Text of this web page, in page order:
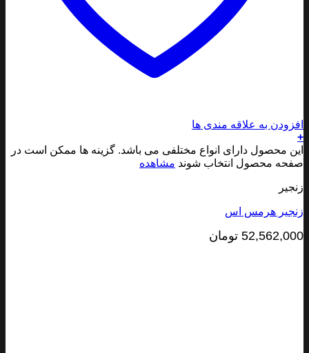
به علاقه مندی ها
محصول دارای انواع مختلفی می باشد. گزینه ها ممکن است در
محصول انتخاب شوندمشاهده
هرمس اس
تومان